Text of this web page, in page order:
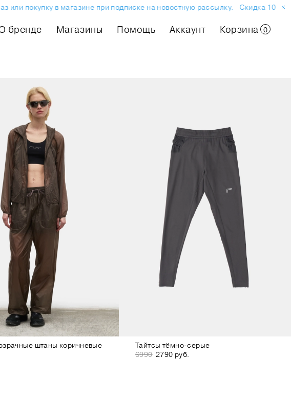
или покупку в магазине при подписке на новостную рассылку. Скидка 10%
бренде Магазины Помощь Аккаунт Корзина 0
штаны коричневые
Тайтсы тёмно-серые
6990 2790 руб.